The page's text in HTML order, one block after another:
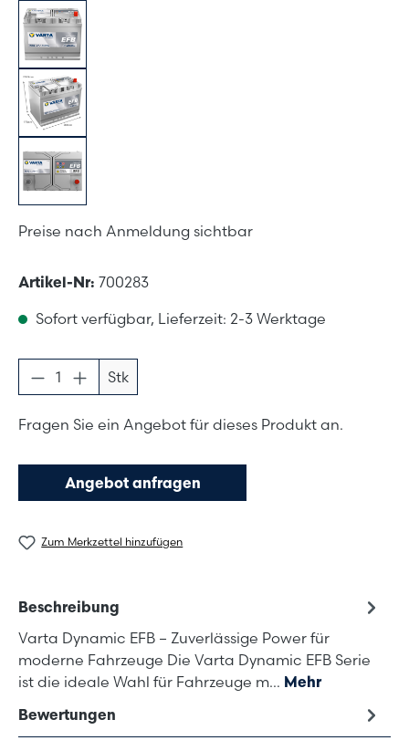
Preise nach Anmeldung sichtbar
Artikel-Nr: 700283
Sofort verfügbar, Lieferzeit: 2-3 Werktage
Produkt Anzahl: Gib den gewünschten
Stk
Fragen Sie ein Angebot für dieses Produkt an.
Angebot anfragen
Zum Merkzettel hinzufügen
Beschreibung
Varta Dynamic EFB – Zuverlässige Power für
moderne Fahrzeuge Die Varta Dynamic EFB Serie
ist die ideale Wahl für Fahrzeuge m… Mehr
Bewertungen